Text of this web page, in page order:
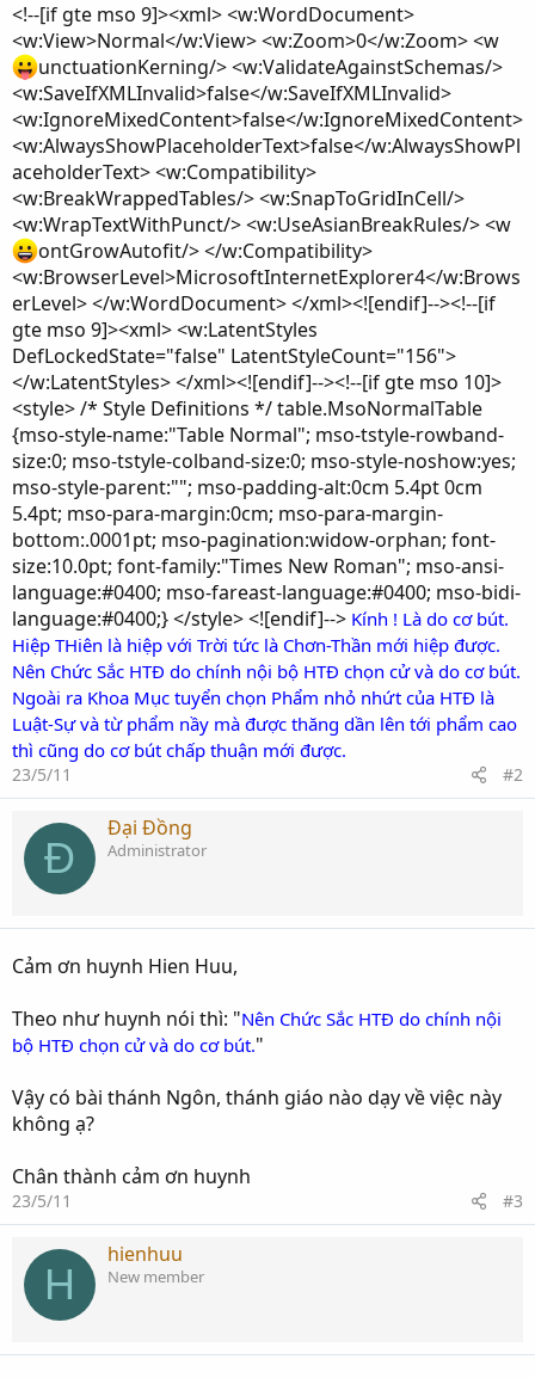
<!--[if gte mso 9]><xml> <w:WordDocument>
<w:View>Normal</w:View> <w:Zoom>0</w:Zoom> <w
unctuationKerning/> <w:ValidateAgainstSchemas/>
<w:SaveIfXMLInvalid>false</w:SaveIfXMLInvalid>
<w:IgnoreMixedContent>false</w:IgnoreMixedContent>
<w:AlwaysShowPlaceholderText>false</w:AlwaysShowPl
aceholderText> <w:Compatibility>
<w:BreakWrappedTables/> <w:SnapToGridInCell/>
<w:WrapTextWithPunct/> <w:UseAsianBreakRules/> <w
ontGrowAutofit/> </w:Compatibility>
<w:BrowserLevel>MicrosoftInternetExplorer4</w:Brows
erLevel> </w:WordDocument> </xml><![endif]--><!--[if
gte mso 9]><xml> <w:LatentStyles
DefLockedState="false" LatentStyleCount="156">
</w:LatentStyles> </xml><![endif]--><!--[if gte mso 10]>
<style> /* Style Definitions */ table.MsoNormalTable
{mso-style-name:"Table Normal"; mso-tstyle-rowband-
size:0; mso-tstyle-colband-size:0; mso-style-noshow:yes;
mso-style-parent:""; mso-padding-alt:0cm 5.4pt 0cm
5.4pt; mso-para-margin:0cm; mso-para-margin-
bottom:.0001pt; mso-pagination:widow-orphan; font-
size:10.0pt; font-family:"Times New Roman"; mso-ansi-
language:#0400; mso-fareast-language:#0400; mso-bidi-
language:#0400;} </style> <![endif]--> Kính ! Là do cơ bút.
Hiệp THiên là hiệp với Trời tức là Chơn-Thần mới hiệp được.
Nên Chức Sắc HTĐ do chính nội bộ HTĐ chọn cử và do cơ bút.
Ngoài ra Khoa Mục tuyển chọn Phẩm nhỏ nhứt của HTĐ là
Luật-Sự và từ phẩm nầy mà được thăng dần lên tới phẩm cao
thì cũng do cơ bút chấp thuận mới được.
23/5/11 #2
Đ
Đại Đồng
Administrator
Cảm ơn huynh Hien Huu,
Theo như huynh nói thì: "Nên Chức Sắc HTĐ do chính nội
bộ HTĐ chọn cử và do cơ bút."
Vậy có bài thánh Ngôn, thánh giáo nào dạy về việc này
không ạ?
Chân thành cảm ơn huynh
23/5/11 #3
H
hienhuu
New member